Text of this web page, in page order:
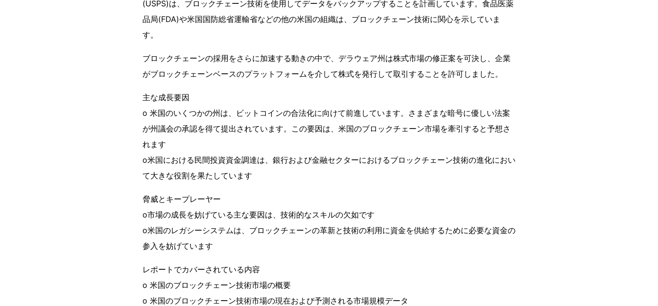
(USPS)は、ブロックチェーン技術を使用してデータをバックアップすることを計画しています。食品医薬
品局(FDA)や米国国防総省運輸省などの他の米国の組織は、ブロックチェーン技術に関心を示していま
す。
ブロックチェーンの採用をさらに加速する動きの中で、デラウェア州は株式市場の修正案を可決し、企業
がブロックチェーンベースのプラットフォームを介して株式を発行して取引することを許可しました。
主な成長要因
o 米国のいくつかの州は、ビットコインの合法化に向けて前進しています。さまざまな暗号に優しい法案
が州議会の承認を得て提出されています。この要因は、米国のブロックチェーン市場を牽引すると予想さ
れます
o米国における民間投資資金調達は、銀行および金融セクターにおけるブロックチェーン技術の進化におい
て大きな役割を果たしています
脅威とキープレーヤー
o市場の成長を妨げている主な要因は、技術的なスキルの欠如です
o米国のレガシーシステムは、ブロックチェーンの革新と技術の利用に資金を供給するために必要な資金の
参入を妨げています
レポートでカバーされている内容
o 米国のブロックチェーン技術市場の概要
o 米国のブロックチェーン技術市場の現在および予測される市場規模データ